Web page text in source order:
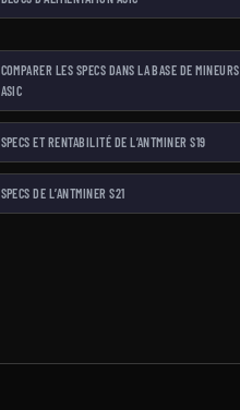
COMPARER LES SPECS DANS LA BASE DE MINEURS
ASIC
SPECS ET RENTABILITÉ DE L’ANTMINER S19
SPECS DE L’ANTMINER S21